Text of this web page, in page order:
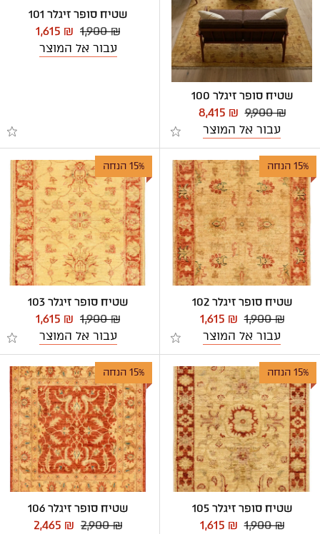
שטיח סופר זיגלר 100
9,900 ₪
8,415 ₪
עבור אל המוצר
שטיח סופר זיגלר 101
1,900 ₪
1,615 ₪
עבור אל המוצר
15% הנחה
שטיח סופר זיגלר 102
1,900 ₪
1,615 ₪
עבור אל המוצר
15% הנחה
שטיח סופר זיגלר 103
1,900 ₪
1,615 ₪
עבור אל המוצר
15% הנחה
שטיח סופר זיגלר 105
1,900 ₪
1,615 ₪
15% הנחה
שטיח סופר זיגלר 106
2,900 ₪
2,465 ₪